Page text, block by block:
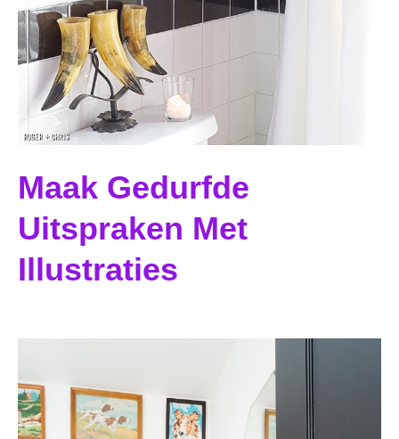
Maak Gedurfde
Uitspraken Met
Illustraties